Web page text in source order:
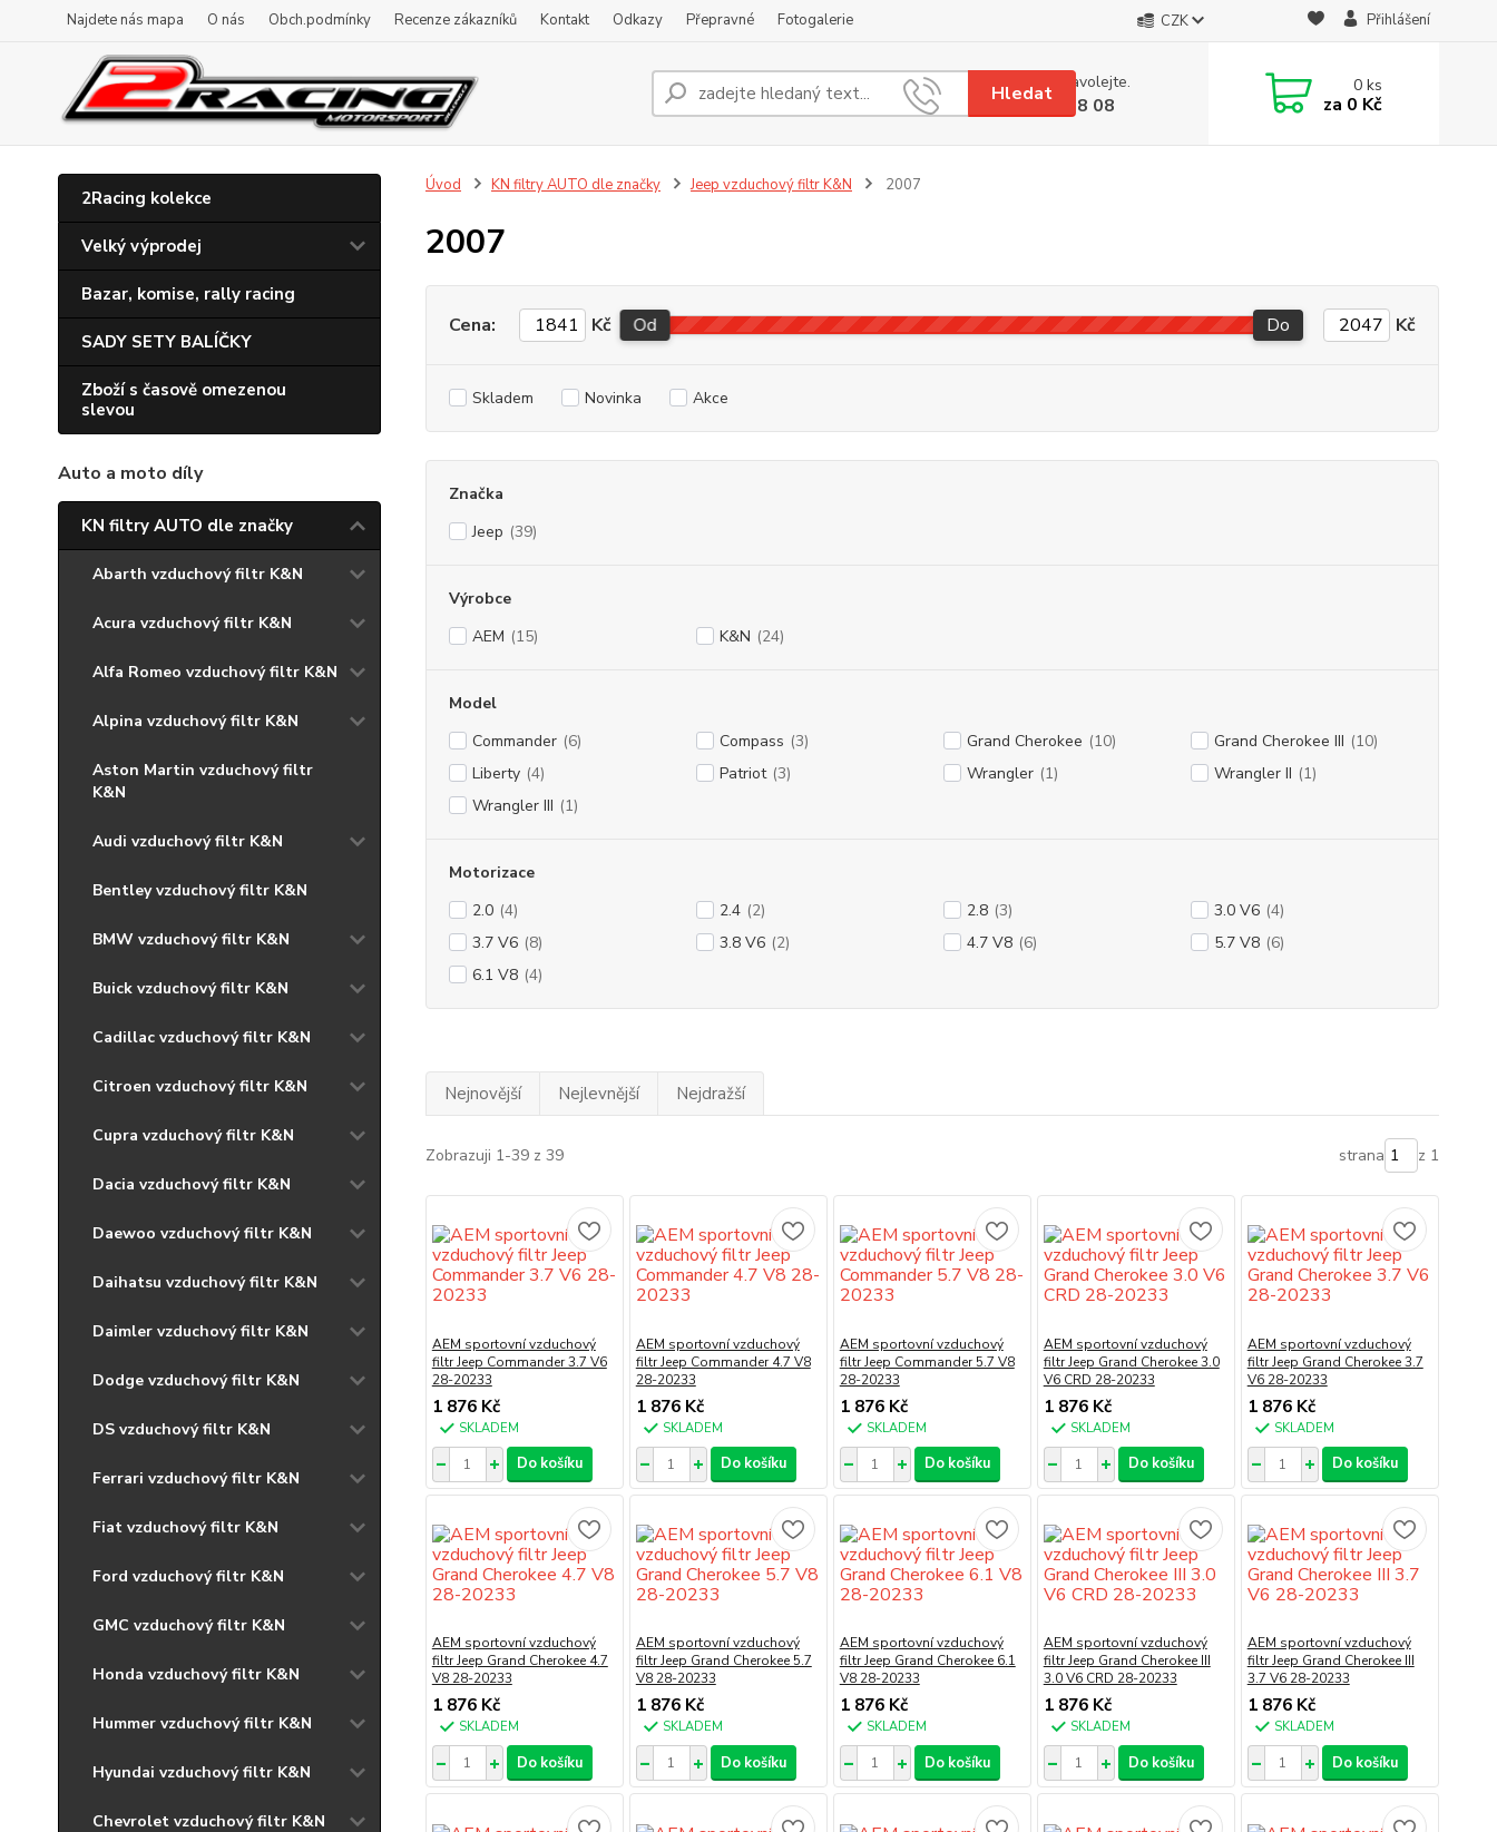
Najdete nás mapa O nás Obch.podmínky Recenze zákazníků Kontakt Odkazy Přepravné Fotogalerie CZK Přihlášení
Hledat
Nevíte si rady? Zavolejte.
+420 608 08 18 08
0ks
za 0 Kč
2Racing kolekce
Velký výprodej
Bazar, komise, rally racing
SADY SETY BALÍČKY
Zboží s časově omezenou
slevou
Auto a moto díly
KN filtry AUTO dle značky
Abarth vzduchový filtr K&N
Acura vzduchový filtr K&N
Alfa Romeo vzduchový filtr K&N
Alpina vzduchový filtr K&N
Aston Martin vzduchový filtr
K&N
Audi vzduchový filtr K&N
Bentley vzduchový filtr K&N
BMW vzduchový filtr K&N
Buick vzduchový filtr K&N
Cadillac vzduchový filtr K&N
Citroen vzduchový filtr K&N
Cupra vzduchový filtr K&N
Dacia vzduchový filtr K&N
Daewoo vzduchový filtr K&N
Daihatsu vzduchový filtr K&N
Daimler vzduchový filtr K&N
Dodge vzduchový filtr K&N
DS vzduchový filtr K&N
Ferrari vzduchový filtr K&N
Fiat vzduchový filtr K&N
Ford vzduchový filtr K&N
GMC vzduchový filtr K&N
Honda vzduchový filtr K&N
Hummer vzduchový filtr K&N
Hyundai vzduchový filtr K&N
Chevrolet vzduchový filtr K&N
Úvod KN filtry AUTO dle značky Jeep vzduchový filtr K&N 2007
2007
Cena: Kč Od Do Kč
Skladem Novinka Akce
Značka
Jeep (39)
Výrobce
AEM (15) K&N (24)
Model
Commander (6) Compass (3) Grand Cherokee (10) Grand Cherokee III (10)
Liberty (4) Patriot (3) Wrangler (1) Wrangler II (1)
Wrangler III (1)
Motorizace
2.0 (4) 2.4 (2) 2.8 (3) 3.0 V6 (4)
3.7 V6 (8) 3.8 V6 (2) 4.7 V8 (6) 5.7 V8 (6)
6.1 V8 (4)
Nejnovější Nejlevnější Nejdražší
Zobrazuji 1-39 z 39 strana z 1
AEM sportovní vzduchový
filtr Jeep Commander 3.7 V6
28-20233
1 876 Kč
SKLADEM
Do košíku
AEM sportovní vzduchový
filtr Jeep Commander 4.7 V8
28-20233
1 876 Kč
SKLADEM
Do košíku
AEM sportovní vzduchový
filtr Jeep Commander 5.7 V8
28-20233
1 876 Kč
SKLADEM
Do košíku
AEM sportovní vzduchový
filtr Jeep Grand Cherokee 3.0
V6 CRD 28-20233
1 876 Kč
SKLADEM
Do košíku
AEM sportovní vzduchový
filtr Jeep Grand Cherokee 3.7
V6 28-20233
1 876 Kč
SKLADEM
Do košíku
AEM sportovní vzduchový
filtr Jeep Grand Cherokee 4.7
V8 28-20233
1 876 Kč
SKLADEM
Do košíku
AEM sportovní vzduchový
filtr Jeep Grand Cherokee 5.7
V8 28-20233
1 876 Kč
SKLADEM
Do košíku
AEM sportovní vzduchový
filtr Jeep Grand Cherokee 6.1
V8 28-20233
1 876 Kč
SKLADEM
Do košíku
AEM sportovní vzduchový
filtr Jeep Grand Cherokee III
3.0 V6 CRD 28-20233
1 876 Kč
SKLADEM
Do košíku
AEM sportovní vzduchový
filtr Jeep Grand Cherokee III
3.7 V6 28-20233
1 876 Kč
SKLADEM
Do košíku